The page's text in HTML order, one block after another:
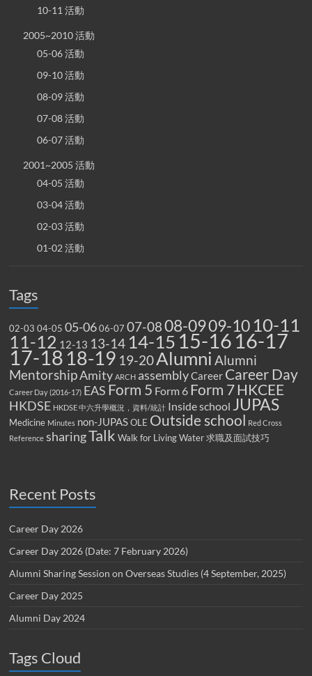
10-11 活動
2005~2010 活動
05-06 活動
09-10 活動
08-09 活動
07-08 活動
06-07 活動
2001~2005 活動
04-05 活動
03-04 活動
02-03 活動
01-02 活動
Tags
02-03 04-05 05-06 06-07 07-0808-0909-10 10-11
11-12 12-13 13-14 14-15 15-16 16-17
17-18 18-19 19-20Alumni Alumni
MentorshipAmity ARCH assemblyCareer Career Day
Career Day (2016-17) EAS Form 5 Form 6 Form 7HKCEE
HKDSE HKDSE 中六升學概況，資料/統計 Inside school JUPAS
Medicine Minutes non-JUPAS OLE Outside school Red Cross
Reference sharingTalk Walk for Living Water 求職及面試技巧
Recent Posts
Career Day 2026
Career Day 2026 (Date: 7 February 2026)
Alumni Sharing Session on Overseas Studies (4 September, 2025)
Career Day 2025
Alumni Day 2024
Tags Cloud